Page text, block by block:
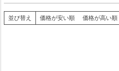
並び替え 価格が安い順 価格が高い順